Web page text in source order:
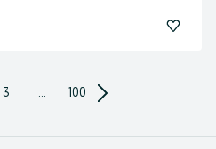
3 ... 100